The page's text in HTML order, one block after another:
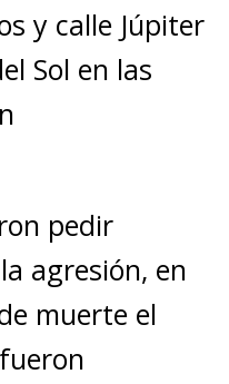
y calle Júpiter
Sol en las
pedir
agresión, en
muerte el